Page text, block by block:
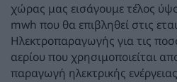
χώρας μας εισάγουμε τέλος
mwh που θα επιβληθεί στις
Ηλεκτροπαραγωγής για τις
αερίου που χρησιμοποιείται
παραγωγή ηλεκτρικής